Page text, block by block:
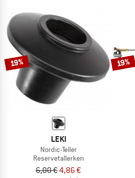
19%
LEKI
Nordic-Teller
Reservetallerken
6,00 €4,86 €
19%